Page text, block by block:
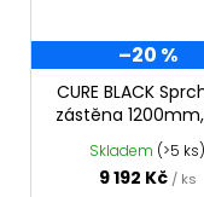
–20 %
CURE BLACK
zástěna
sklo, CB120
Skladem (>5 ks)
9 192 Kč / ks